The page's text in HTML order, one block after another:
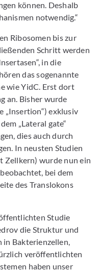
können. Deshalb
notwendig.“
Ribosomen bis zur
Schritt werden
in die
das sogenannte
wie YidC. Erst dort
an. Bisher wurde
„Insertion“) exklusiv
„Lateral gate“
dies auch durch
In neusten Studien
Zellkern) wurde nun ein
bei dem
des Translokons
Studie
die Struktur und
in Bakterienzellen,
veröffentlichten
haben unser